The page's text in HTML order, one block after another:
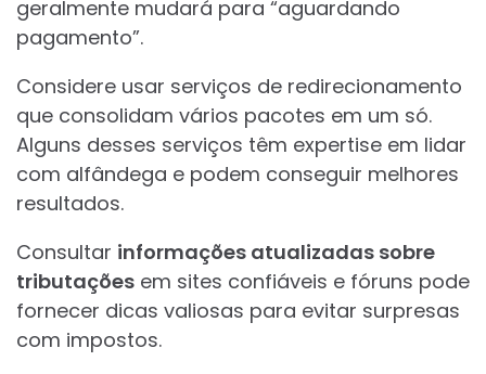
geralmente mudará para “aguardando
pagamento”.
Considere usar serviços de redirecionamento
que consolidam vários pacotes em um só.
Alguns desses serviços têm expertise em lidar
com alfândega e podem conseguir melhores
resultados.
Consultar informações atualizadas sobre
tributações em sites confiáveis e fóruns pode
fornecer dicas valiosas para evitar surpresas
com impostos.